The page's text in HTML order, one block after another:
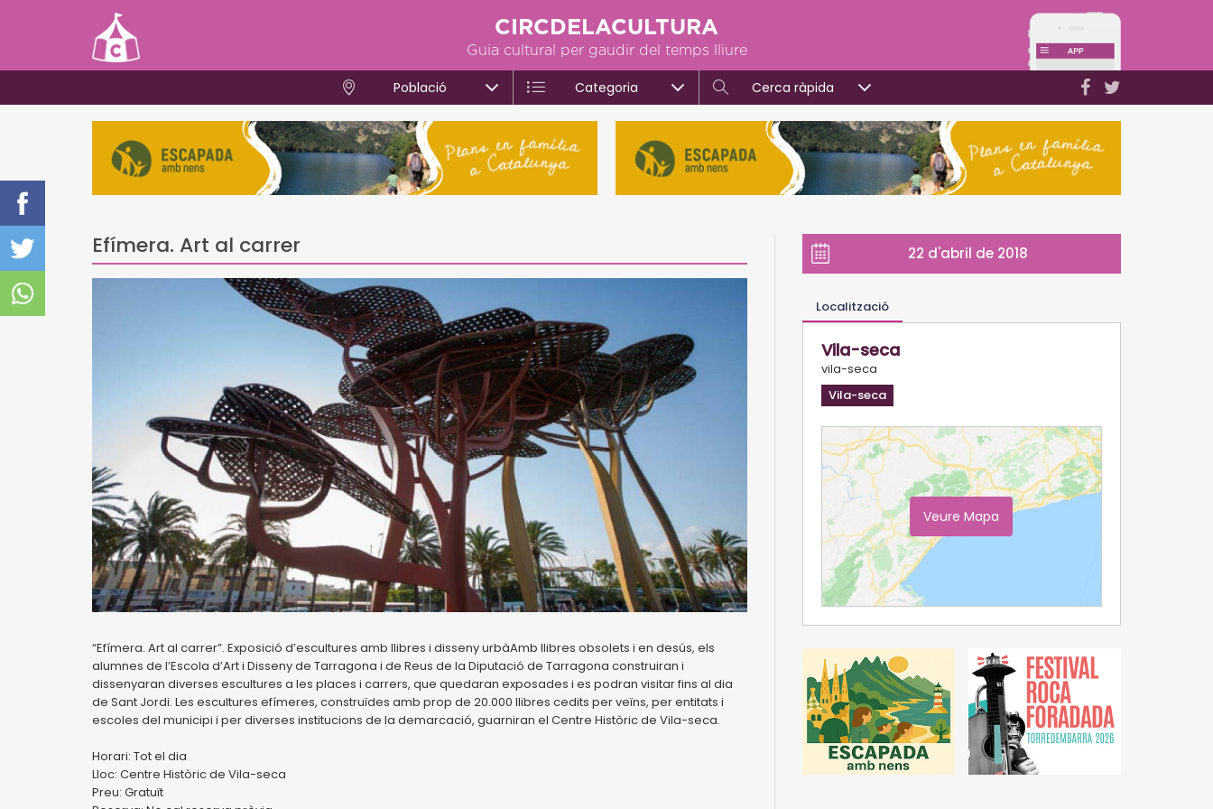
CIRCDELACULTURA
Guia cultural per gaudir del temps lliure
Població Categoria Cerca ràpida
Efímera. Art al carrer
“Efímera. Art al carrer”. Exposició d’escultures amb llibres i disseny urbàAmb llibres obsolets i en desús, els
alumnes de l’Escola d’Art i Disseny de Tarragona i de Reus de la Diputació de Tarragona construiran i
dissenyaran diverses escultures a les places i carrers, que quedaran exposades i es podran visitar fins al dia
de Sant Jordi. Les escultures efímeres, construïdes amb prop de 20.000 llibres cedits per veïns, per entitats i
escoles del municipi i per diverses institucions de la demarcació, guarniran el Centre Històric de Vila-seca.
Horari: Tot el dia
Lloc: Centre Històric de Vila-seca
Preu: Gratuït
22 d'abril de 2018
Localització
Vila-seca
vila-seca
Vila-seca
Veure Mapa